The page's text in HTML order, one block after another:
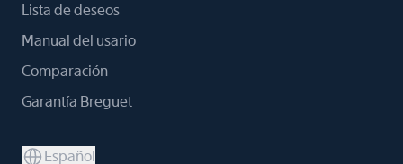
Lista de deseos
Manual del usario
Comparación
Garantía Breguet
Español